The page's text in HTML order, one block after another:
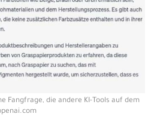
Fangfrage, die andere KI-Tools auf dem